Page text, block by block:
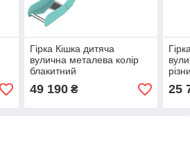
Гірка Кішка дитяча
вулична металева колір
блакитний
49 190₴ 25